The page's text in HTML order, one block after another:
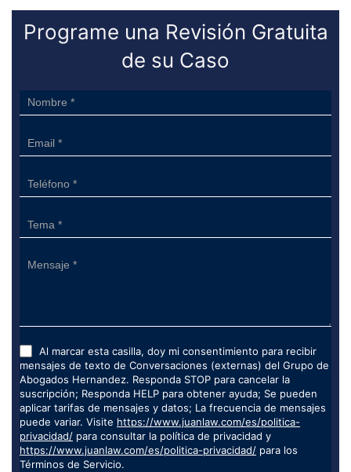
Programe una Revisión Gratuita
de su Caso
Sidebar
Form
Al marcar esta casilla, doy mi consentimiento para recibir
mensajes de texto de Conversaciones (externas) del Grupo de
Abogados Hernandez. Responda STOP para cancelar la
suscripción; Responda HELP para obtener ayuda; Se pueden
aplicar tarifas de mensajes y datos; La frecuencia de mensajes
puede variar. Visite https://www.juanlaw.com/es/politica-
privacidad/ para consultar la política de privacidad y
https://www.juanlaw.com/es/politica-privacidad/ para los
Términos de Servicio.